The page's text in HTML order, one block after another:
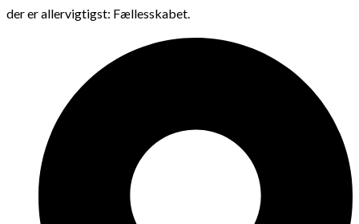
der er allervigtigst: Fællesskabet.